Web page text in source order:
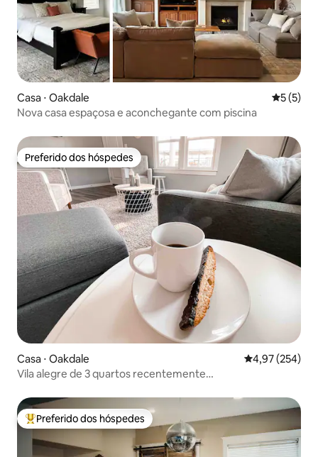
Casa ⋅ Oakdale 5 de
5 (5)
Nova casa espaçosa e aconchegante com piscina
Preferido dos hóspedes
Preferido dos hóspedes
Casa ⋅ Oakdale 4,97 de uma
4,97 (254)
Vila alegre de 3 quartos recentemente
Entre os melhores preferidos dos hóspedes
Preferido dos hóspedes